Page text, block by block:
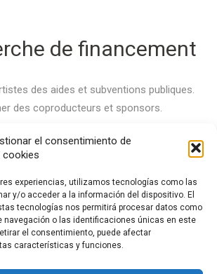
el consentimiento de
cookies
experiencias, utilizamos tecnologías como las
y/o acceder a la información del dispositivo. El
tecnologías nos permitirá procesar datos como
navegación o las identificaciones únicas en este
el consentimiento, puede afectar
características y funciones.
de financement
des aides et subventions publiques.
des coproducteurs et sponsors.
nationale et
nationales et internationales. Bénéficier
en présentant les productions aux
ainsi qu’aux festivals Espagnols